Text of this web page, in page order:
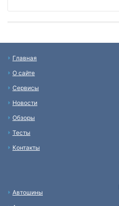
Главная
О сайте
Сервисы
Новости
Обзоры
Тесты
Контакты
Автошины